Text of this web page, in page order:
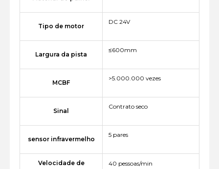
Tipo de motor
DC 24V
Largura da pista
≤600mm
MCBF
>5.000.000 vezes
Sinal
Contrato seco
sensor infravermelho
5 pares
Velocidade de
40 pessoas/min